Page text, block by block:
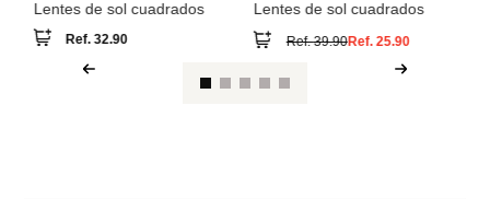
Lentes de sol cuadrados
Ref.32.90
Lentes de sol cuadrados
Ref.39.90Ref. 25.90